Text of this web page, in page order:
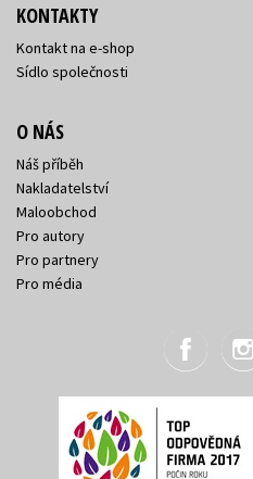
KONTAKTY
Kontakt na e-shop
Sídlo společnosti
O NÁS
Náš příběh
Nakladatelství
Maloobchod
Pro autory
Pro partnery
Pro média